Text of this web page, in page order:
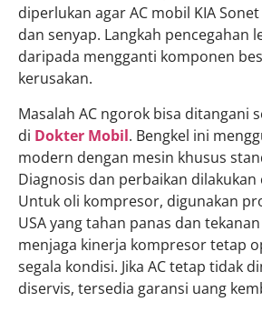
diperlukan agar AC mobil KIA
dan senyap. Langkah pencegahan
daripada mengganti komponen
kerusakan.
Masalah AC ngorok bisa ditangani
di Dokter Mobil. Bengkel ini
modern dengan mesin khusus
Diagnosis dan perbaikan
Untuk oli kompresor, digunakan
USA yang tahan panas dan
menjaga kinerja kompresor tetap
segala kondisi. Jika AC tetap tidak
diservis, tersedia garansi uang